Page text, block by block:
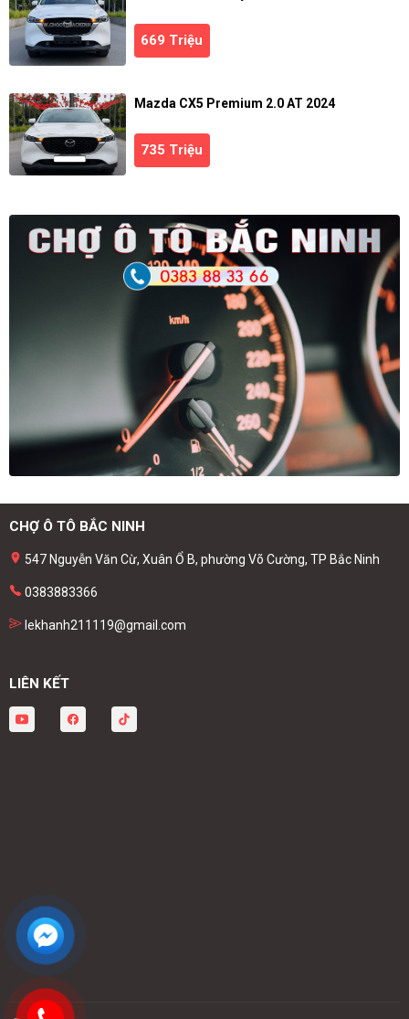
669 Triệu
Mazda CX5 Premium 2.0 AT 2024
735 Triệu
CHỢ Ô TÔ BẮC NINH
547 Nguyễn Văn Cừ, Xuân Ổ B, phường Võ Cường, TP Bắc Ninh
0383883366
lekhanh211119@gmail.com
LIÊN KẾT